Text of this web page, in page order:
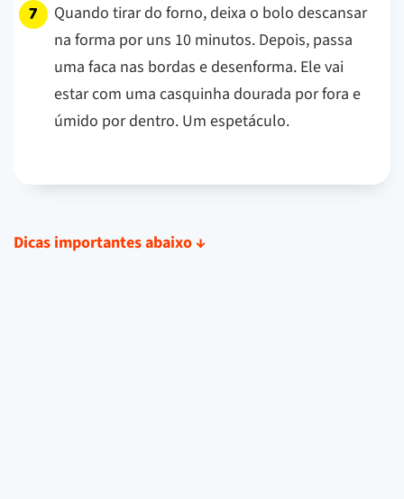
Quando tirar do forno, deixa o bolo descansar
na forma por uns 10 minutos. Depois, passa
uma faca nas bordas e desenforma. Ele vai
estar com uma casquinha dourada por fora e
úmido por dentro. Um espetáculo.
Dicas importantes abaixo ↓